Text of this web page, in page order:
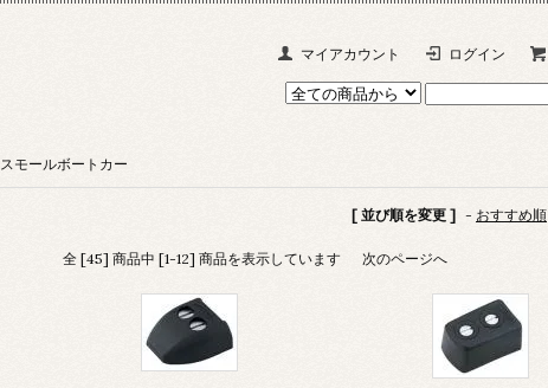
マイアカウント ログイン
スモールボートカー
[ 並び順を変更 ] - おすすめ順
全 [45] 商品中 [1-12] 商品を表示しています 次のページへ